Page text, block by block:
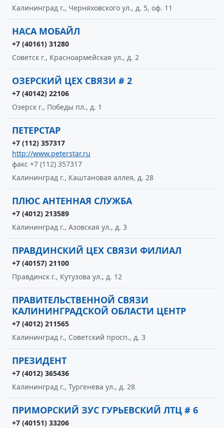
Калининград г., Черняховского ул., д. 5, оф. 11
НАСА МОБАЙЛ
+7 (40161) 31280
Советск г., Красноармейская ул., д. 2
ОЗЕРСКИЙ ЦЕХ СВЯЗИ # 2
+7 (40142) 22106
Озерск г., Победы пл., д. 1
ПЕТЕРСТАР
+7 (112) 357317
http://www.peterstar.ru
факс +7 (112) 357317
Калининград г., Каштановая аллея, д. 28
ПЛЮС АНТЕННАЯ СЛУЖБА
+7 (4012) 213589
Калининград г., Азовская ул., д. 3
ПРАВДИНСКИЙ ЦЕХ СВЯЗИ ФИЛИАЛ
+7 (40157) 21100
Правдинск г., Кутузова ул., д. 12
ПРАВИТЕЛЬСТВЕННОЙ СВЯЗИ
КАЛИНИНГРАДСКОЙ ОБЛАСТИ ЦЕНТР
+7 (4012) 211565
Калининград г., Советский просп., д. 3
ПРЕЗИДЕНТ
+7 (4012) 365436
Калининград г., Тургенева ул., д. 28
ПРИМОРСКИЙ ЗУС ГУРЬЕВСКИЙ ЛТЦ # 6
+7 (40151) 33206